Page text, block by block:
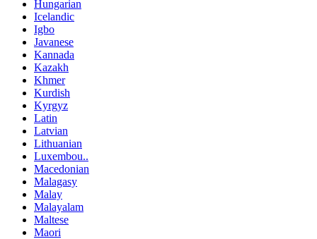
Hungarian
Icelandic
Igbo
Javanese
Kannada
Kazakh
Khmer
Kurdish
Kyrgyz
Latin
Latvian
Lithuanian
Luxembou..
Macedonian
Malagasy
Malay
Malayalam
Maltese
Maori